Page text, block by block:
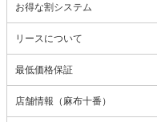
お得な割システム
リースについて
最低価格保証
店舗情報（麻布十番）